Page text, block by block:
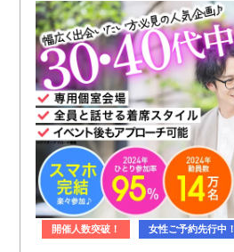
開催人数突破！ 女性ご予約先行中！